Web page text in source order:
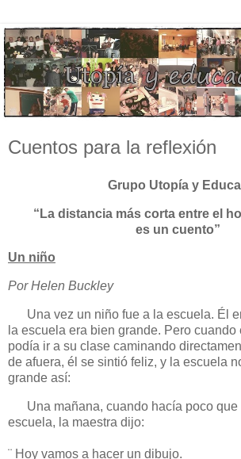
Cuentos para la reflexión
Grupo Utopía y
“La distancia más corta entre el
es un cuento”
Un niño
Por Helen Buckley
Una vez un niño fue a la escuela. Él
la escuela era bien grande. Pero
podía ir a su clase caminando
de afuera, él se sintió feliz, y la escuela
grande así:
Una mañana, cuando hacía poco
escuela, la maestra dijo:
¨ Hoy vamos a hacer un dibujo.